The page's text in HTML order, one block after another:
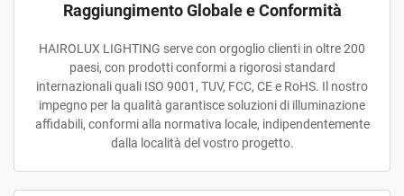
Raggiungimento Globale e Conformità
HAIROLUX LIGHTING serve con orgoglio clienti in oltre 200
paesi, con prodotti conformi a rigorosi standard
internazionali quali ISO 9001, TUV, FCC, CE e RoHS. Il nostro
impegno per la qualità garantisce soluzioni di illuminazione
affidabili, conformi alla normativa locale, indipendentemente
dalla località del vostro progetto.